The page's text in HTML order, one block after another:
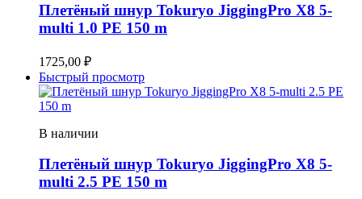
Плетёный шнур Tokuryo JiggingPro X8 5-
multi 1.0 PE 150 m
1725,00 ₽
Быстрый просмотр
В наличии
Плетёный шнур Tokuryo JiggingPro X8 5-
multi 2.5 PE 150 m